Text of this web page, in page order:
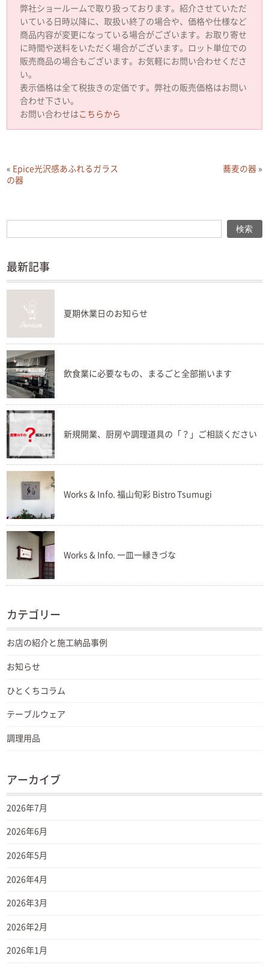
弊社ショールームで取り扱っております。紹介させていただ
いている日時以降に、取扱い終了の場合や、価格や仕様など
商品内容が変更になっている場合がございます。お取り寄せ
に時間や送料をいただく場合がございます。ロット単位での
販売商品の場合もございます。お気軽にお問い合わせくださ
い。
表示価格は全て税抜きの定価です。弊社の販売価格はお問い
合わせ下さい。
お問い合わせは こちらから
« Epice光沢感あふれるガラス
の器
蕎麦の器»
検索
最新記事
夏期休業日のお知らせ
飲食業に必要なもの、まるごと全部揃います
新規開業、厨房や調理道具の「？」ご相談ください
Works & Info. 福山旬彩 Bistro Tsumugi
Works & Info. 一皿一縁きづな
カテゴリー
お店の紹介と施工納品事例
お知らせ
ひとくちコラム
テーブルウェア
調理用品
アーカイブ
2026年7月
2026年6月
2026年5月
2026年4月
2026年3月
2026年2月
2026年1月